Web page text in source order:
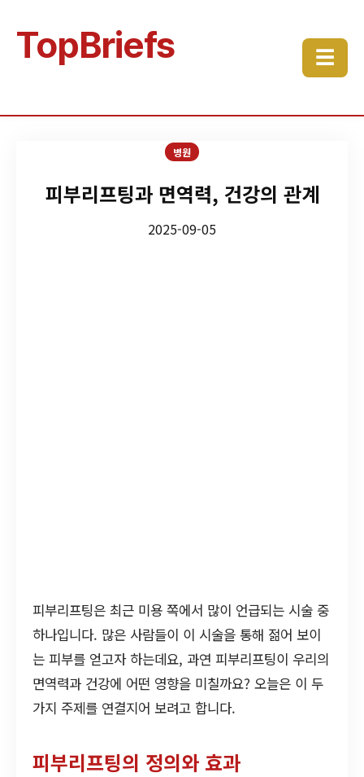
TopBriefs ☰
병원
피부리프팅과 면역력, 건강의 관계
2025-09-05
피부리프팅은 최근 미용 쪽에서 많이 언급되는 시술 중
하나입니다. 많은 사람들이 이 시술을 통해 젊어 보이
는 피부를 얻고자 하는데요, 과연 피부리프팅이 우리의
면역력과 건강에 어떤 영향을 미칠까요? 오늘은 이 두
가지 주제를 연결지어 보려고 합니다.
피부리프팅의 정의와 효과